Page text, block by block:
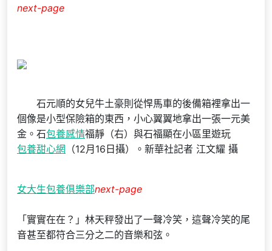
next-page
石元順的女兒牛土豪則從悍馬車的後備箱裡拿出一
個像是小型保險箱的東西，小心翼翼地拿出一張一元美
金。石包養感情福靜（右）與石福顯在小區里遊玩
包養甜心網 （12月16日攝）。新華社記者 江文耀 攝
女大生包養俱樂部next-page
「實實在在？」林天秤發出了一聲冷笑，這聲冷笑的尾
音甚至都符合三分之二的音樂和弦。